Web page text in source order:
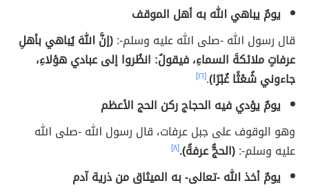
يومٌ يباهي الله به أهل الموقف
قال رسول الله -صلى الله عليه وسلم-:(إنَّ اللهَ يُباهي بأهلِ
عرفاتٍ ملائكةَ السماءِ، فيقولُ: انظُروا إلى عبادي هؤلاءِ،
جاءوني شُعْثًا غُبْرًا).[١٦]
يومٌ يؤدي فيه الحجاج ركن الحج الأعظم
وهو الوقوف على جبل عرفات، قال رسول الله -صلى الله
عليه وسلم-:(الحجُّ عرفةُ).[٨]
يومٌ أخذ الله -تعالى- به الميثاق من ذرية آدم